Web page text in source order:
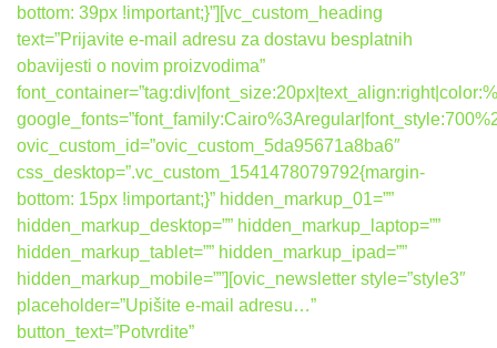
bottom: 39px !important;}”][vc_custom_heading
text=”Prijavite e-mail adresu za dostavu besplatnih
obavijesti o novim proizvodima”
ovic_custom_id=”ovic_custom_5da95671a8ba6″
css_desktop=”.vc_custom_1541478079792{margin-
bottom: 15px !important;}” hidden_markup_01=””
hidden_markup_desktop=”” hidden_markup_laptop=””
hidden_markup_tablet=”” hidden_markup_ipad=””
hidden_markup_mobile=””][ovic_newsletter style=”style3″
placeholder=”Upišite e-mail adresu…”
button_text=”Potvrdite”